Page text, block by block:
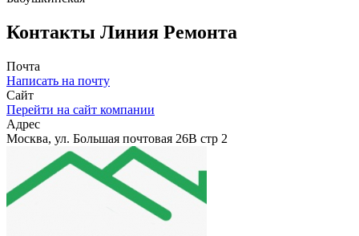
Контакты Линия Ремонта
Почта
Написать на почту
Сайт
Перейти на сайт компании
Адрес
Москва, ул. Большая почтовая 26В стр 2